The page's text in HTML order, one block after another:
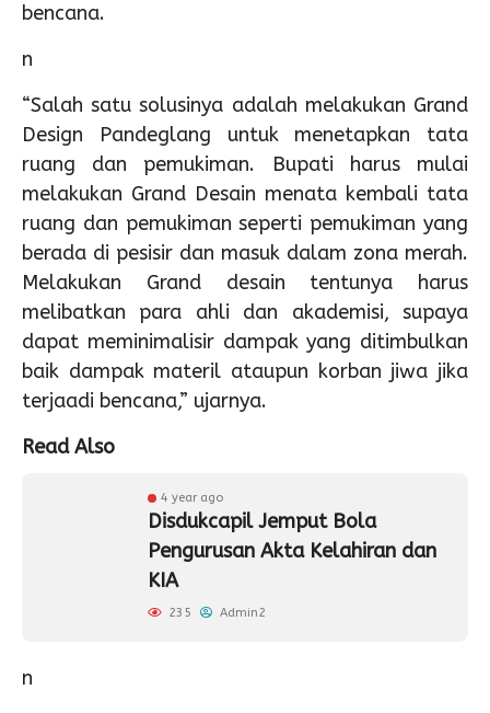
bencana.
n
“Salah satu solusinya adalah melakukan Grand
Design Pandeglang untuk menetapkan tata
ruang dan pemukiman. Bupati harus mulai
melakukan Grand Desain menata kembali tata
ruang dan pemukiman seperti pemukiman yang
berada di pesisir dan masuk dalam zona merah.
Melakukan Grand desain tentunya harus
melibatkan para ahli dan akademisi, supaya
dapat meminimalisir dampak yang ditimbulkan
baik dampak materil ataupun korban jiwa jika
terjaadi bencana,” ujarnya.
Read Also
4 year ago
Disdukcapil Jemput Bola
Pengurusan Akta Kelahiran dan
KIA
235 Admin2
n